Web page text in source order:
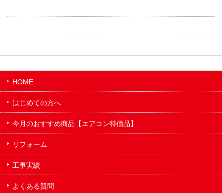
HOME
はじめての方へ
今月のおすすめ商品【エアコン特価品】
リフォーム
工事実績
よくある質問